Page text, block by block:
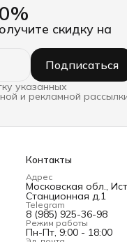
скидку на
Подписаться
указанных
и рекламной
Контакты
Адрес
Московская обл.,
Станционная д.1
Telegram
8 (985) 925-36-98
Режим работы
Пн-Пт, 9:00 - 18:00